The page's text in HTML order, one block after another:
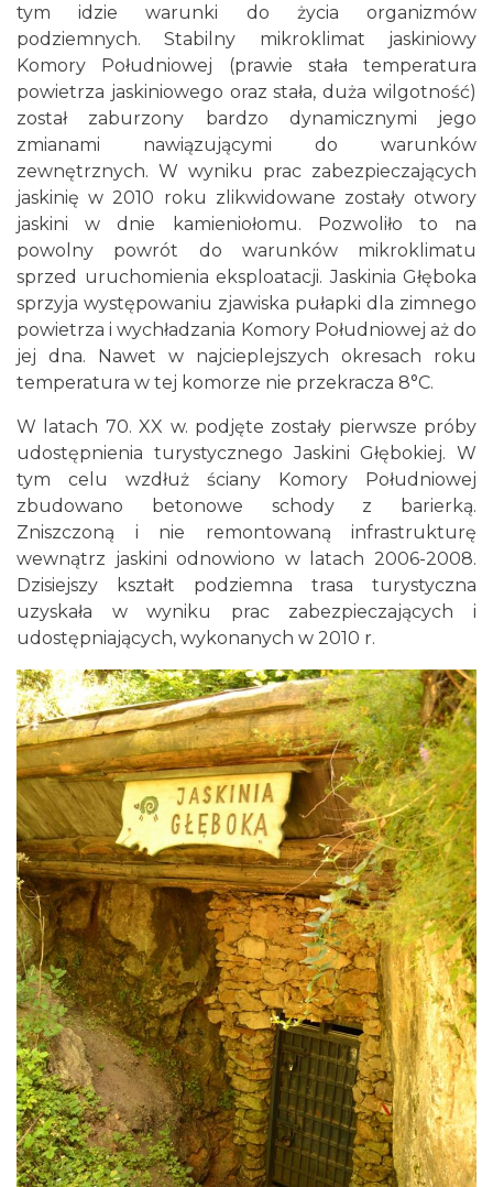
tym idzie warunki do życia organizmów
podziemnych. Stabilny mikroklimat jaskiniowy
Komory Południowej (prawie stała temperatura
powietrza jaskiniowego oraz stała, duża wilgotność)
został zaburzony bardzo dynamicznymi jego
zmianami nawiązującymi do warunków
zewnętrznych. W wyniku prac zabezpieczających
jaskinię w 2010 roku zlikwidowane zostały otwory
jaskini w dnie kamieniołomu. Pozwoliło to na
powolny powrót do warunków mikroklimatu
sprzed uruchomienia eksploatacji. Jaskinia Głęboka
sprzyja występowaniu zjawiska pułapki dla zimnego
powietrza i wychładzania Komory Południowej aż do
jej dna. Nawet w najcieplejszych okresach roku
temperatura w tej komorze nie przekracza 8°C.
W latach 70. XX w. podjęte zostały pierwsze próby
udostępnienia turystycznego Jaskini Głębokiej. W
tym celu wzdłuż ściany Komory Południowej
zbudowano betonowe schody z barierką.
Zniszczoną i nie remontowaną infrastrukturę
wewnątrz jaskini odnowiono w latach 2006-2008.
Dzisiejszy kształt podziemna trasa turystyczna
uzyskała w wyniku prac zabezpieczających i
udostępniających, wykonanych w 2010 r.